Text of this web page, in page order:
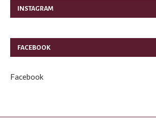
INSTAGRAM
FACEBOOK
Facebook